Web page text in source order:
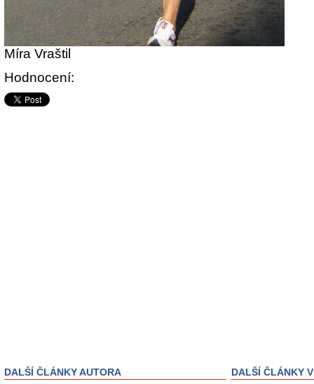
Míra Vraštil
Hodnocení:
DALŠÍ ČLÁNKY AUTORA DALŠÍ ČLÁNKY